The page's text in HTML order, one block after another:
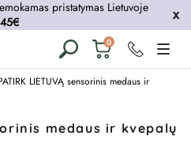
pristatymas Lietuvoje
45€
0 Krepšelis
tuščias
LIETUVĄ sensorinis medaus ir
medaus ir kvepalų